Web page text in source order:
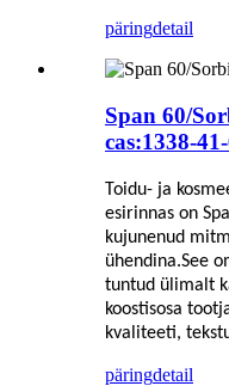
päringdetail
Span 60/
cas:1338-
Toidu- ja
esirinnas on
kujunenud
ühendina.See
tuntud ülimalt
koostisosa
kvaliteeti,
päringdetail